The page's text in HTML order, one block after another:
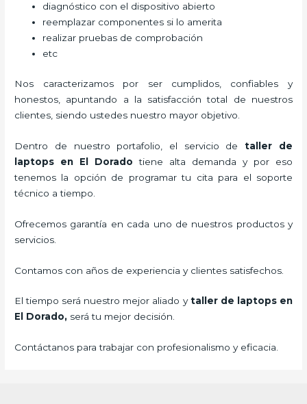
diagnóstico con el dispositivo abierto
reemplazar componentes si lo amerita
realizar pruebas de comprobación
etc
Nos caracterizamos por ser cumplidos, confiables y
honestos, apuntando a la satisfacción total de nuestros
clientes, siendo ustedes nuestro mayor objetivo.
Dentro de nuestro portafolio, el servicio detaller de
laptops
en El Dorado tiene alta demanda y por eso
tenemos la opción de programar tu cita para el soporte
técnico a tiempo.
Ofrecemos garantía en cada uno de nuestros productos y
servicios.
Contamos con años de experiencia y clientes satisfechos.
El tiempo será nuestro mejor aliado ytaller de laptopsen
El Dorado, será tu mejor decisión.
Contáctanos para trabajar con profesionalismo y eficacia.